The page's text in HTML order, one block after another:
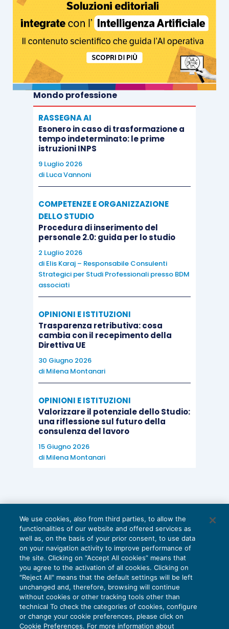
Mondo professione
RASSEGNA AI
Esonero in caso di trasformazione a
tempo indeterminato: le prime
istruzioni INPS
9 Luglio 2026
di Luca Vannoni
COMPETENZE E ORGANIZZAZIONE
DELLO STUDIO
Procedura di inserimento del
personale 2.0: guida per lo studio
2 Luglio 2026
di Elis Karaj – Responsabile Consulenti
Strategici per Studi Professionali presso BDM
associati
OPINIONI E ISTITUZIONI
Trasparenza retributiva: cosa
cambia con il recepimento della
Direttiva UE
30 Giugno 2026
di Milena Montanari
OPINIONI E ISTITUZIONI
Valorizzare il potenziale dello Studio:
una riflessione sul futuro della
consulenza del lavoro
15 Giugno 2026
di Milena Montanari
We use cookies, also from third parties, to allow the
functionalities of our website and offered services as
well as, on the basis of your prior consent, to use data
on your navigation activity to improve performance of
the site. Clicking on “Accept All cookies” means that
you agree to the activation of all cookies. Clicking on
"Reject All" means that the default settings will be left
unchanged and, therefore, browsing will continue
without cookies or other tracking tools other than
technical To check the categories of cookies, configure
or change your cookie preferences, please click on
Cookie Preferences. For more information about